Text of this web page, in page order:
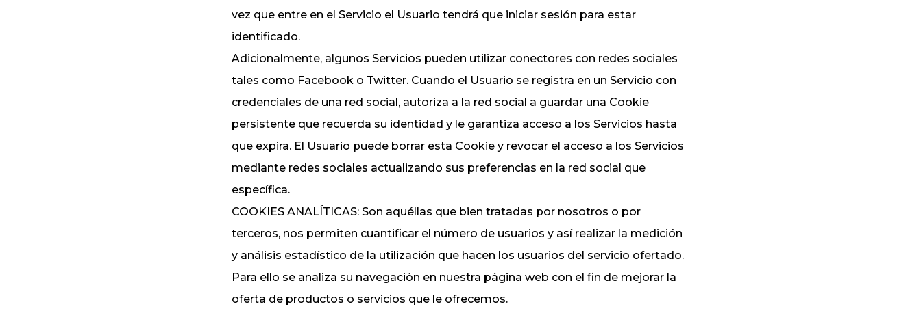
vez que entre en el Servicio el Usuario tendrá que iniciar sesión para estar
identificado.
Adicionalmente, algunos Servicios pueden utilizar conectores con redes sociales
tales como Facebook o Twitter. Cuando el Usuario se registra en un Servicio con
credenciales de una red social, autoriza a la red social a guardar una Cookie
persistente que recuerda su identidad y le garantiza acceso a los Servicios hasta
que expira. El Usuario puede borrar esta Cookie y revocar el acceso a los Servicios
mediante redes sociales actualizando sus preferencias en la red social que
específica.
COOKIES ANALÍTICAS: Son aquéllas que bien tratadas por nosotros o por
terceros, nos permiten cuantificar el número de usuarios y así realizar la medición
y análisis estadístico de la utilización que hacen los usuarios del servicio ofertado.
Para ello se analiza su navegación en nuestra página web con el fin de mejorar la
oferta de productos o servicios que le ofrecemos.